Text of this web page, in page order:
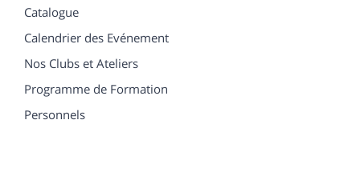
Catalogue
Calendrier des Evénement
Nos Clubs et Ateliers
Programme de Formation
Personnels